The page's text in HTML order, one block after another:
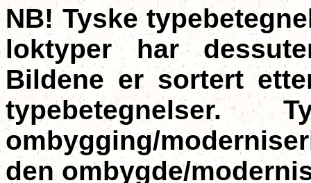
NB! Tyske
loktyper har
Bildene er sortert
ombygging/
den ombygde/